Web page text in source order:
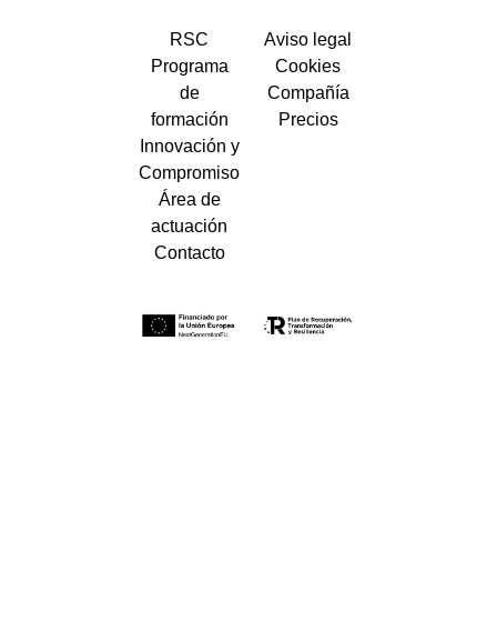
RSC
Programa
de
formación
Innovación y
Compromiso
Área de
actuación
Contacto
Aviso legal
Cookies
Compañía
Precios